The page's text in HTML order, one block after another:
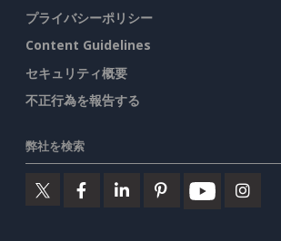
プライバシーポリシー
Content Guidelines
セキュリティ概要
不正行為を報告する
弊社を検索